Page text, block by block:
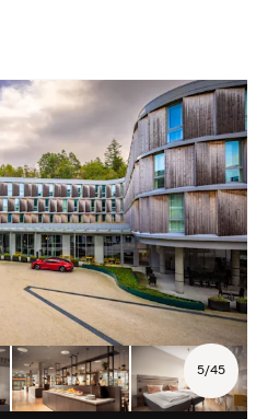
5/45